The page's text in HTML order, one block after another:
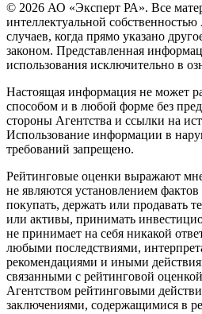
© 2026 АО «Эксперт РА». Все
интеллектуальной
случаев, когда прямо указано
законом. Представленная
использования исключительно в
Настоящая информация не может
способом и в любой форме без
стороны Агентства и ссылки на
Использование информации в
требований запрещено.
Рейтинговые оценки выражают
не являются установлением
покупать, держать или продавать
или активы, принимать
не принимает на себя никакой
любыми последствиями,
рекомендациями и иными
связанными с рейтинговой
Агентством рейтинговыми
заключениями, содержащимися в